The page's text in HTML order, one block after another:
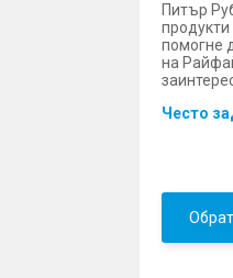
Питър
помогне
на
Често